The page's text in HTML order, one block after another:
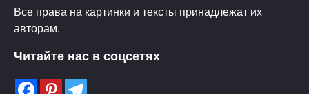
Все права на картинки и тексты принадлежат их
авторам.
Читайте нас в соцсетях